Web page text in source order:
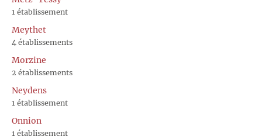
1 établissement
Meythet
4 établissements
Morzine
2 établissements
Neydens
1 établissement
Onnion
1 établissement